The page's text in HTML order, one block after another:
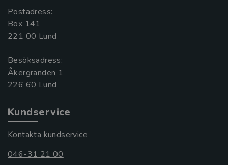
Postadress:
Box 141
221 00 Lund
Besöksadress:
Åkergränden 1
Kundservice
Kontakta kundservice
046-31 21 00